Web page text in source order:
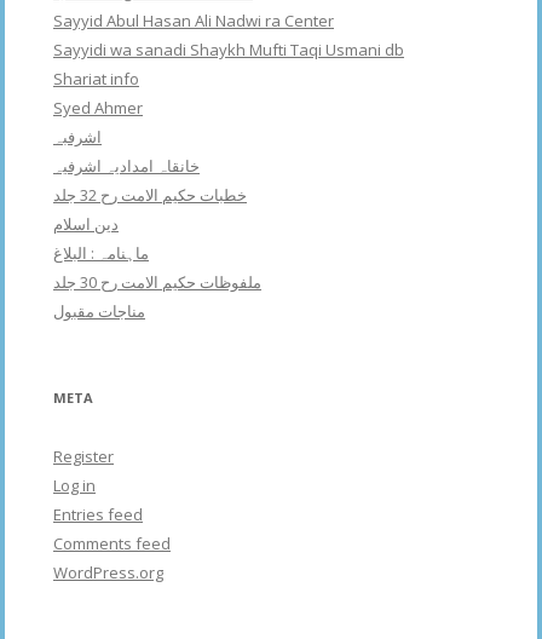
Sayyid Abul Hasan Ali Nadwi ra Center
Sayyidi wa sanadi Shaykh Mufti Taqi Usmani db
Shariat info
Syed Ahmer
اشرفبہ
خانقاہ امدادیہ اشرفیہ
خطبات حکیم الامت رح 32 جلد
دین اسلام
ماہنامہ : البلاغ
ملفوظات حکیم الامت رح 30 جلد
مناجات مقبول
META
Register
Log in
Entries feed
Comments feed
WordPress.org